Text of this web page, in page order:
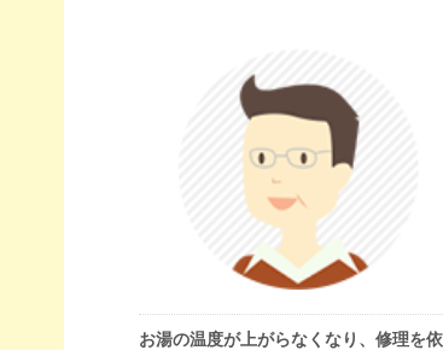
お湯の温度が上がらなくなり、修理を依